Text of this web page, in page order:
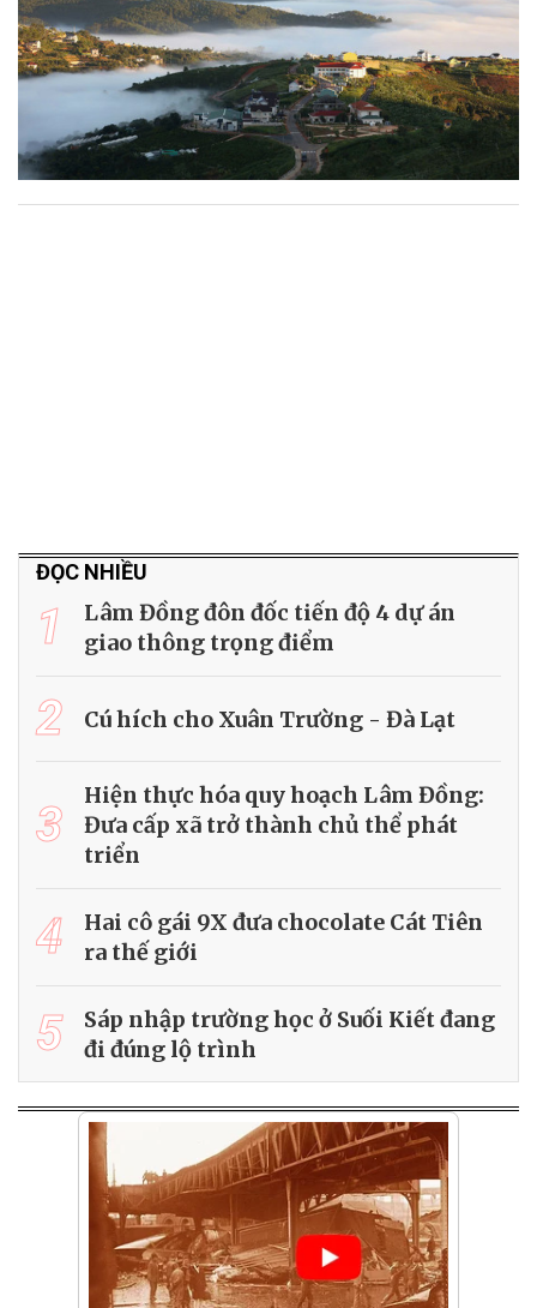
ĐỌC NHIỀU
1
Lâm Đồng đôn đốc tiến độ 4 dự án
giao thông trọng điểm
2 Cú hích cho Xuân Trường - Đà Lạt
3
Hiện thực hóa quy hoạch Lâm Đồng:
Đưa cấp xã trở thành chủ thể phát
triển
4
Hai cô gái 9X đưa chocolate Cát Tiên
ra thế giới
5
Sáp nhập trường học ở Suối Kiết đang
đi đúng lộ trình